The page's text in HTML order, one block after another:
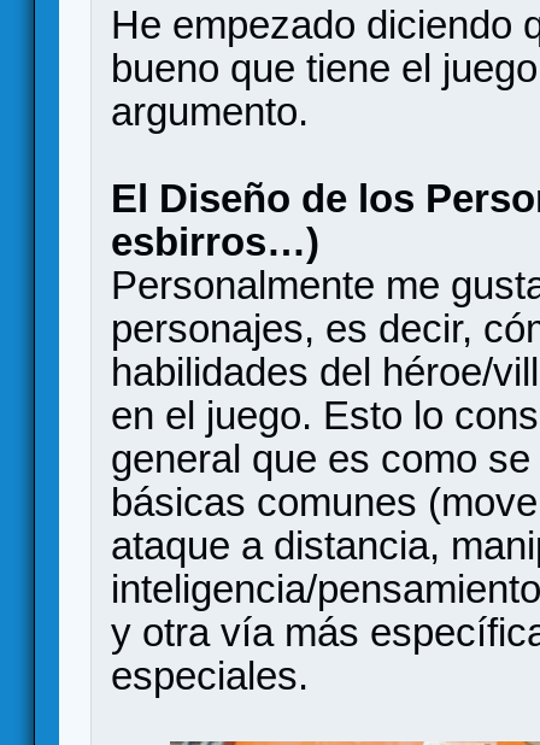
He empezado diciendo
bueno que tiene el
argumento.
El Diseño de los
esbirros…)
Personalmente me
personajes, es decir,
habilidades del héroe/
en el juego. Esto lo
general que es como
básicas comunes
ataque a distancia,
inteligencia/
y otra vía más
especiales.